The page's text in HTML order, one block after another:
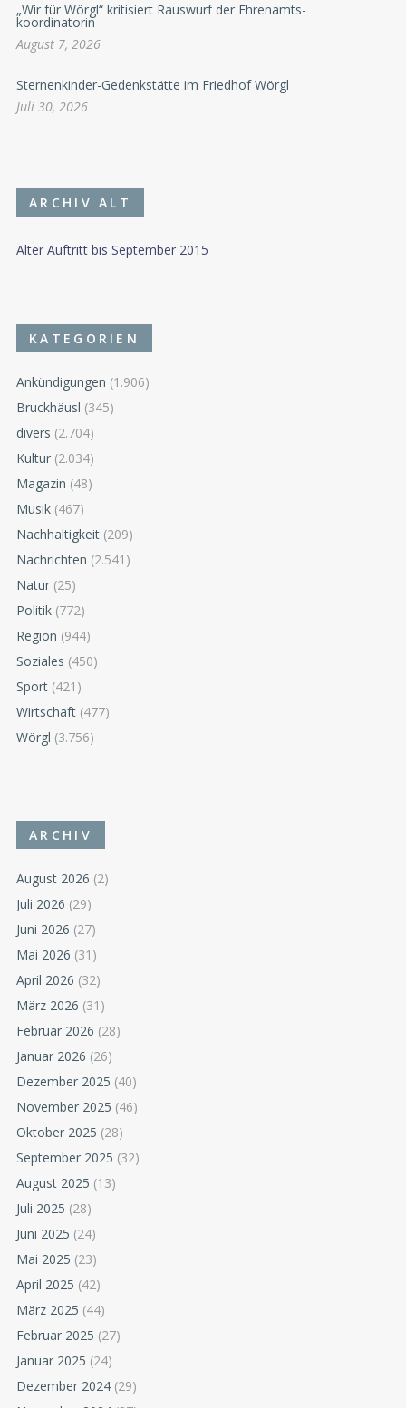
„Wir für Wörgl“ kritisiert Rauswurf der Ehrenamts-
koordinatorin
August 7, 2026
Sternenkinder-Gedenkstätte im Friedhof Wörgl
Juli 30, 2026
ARCHIV ALT
Alter Auftritt bis September 2015
KATEGORIEN
Ankündigungen (1.906)
Bruckhäusl (345)
divers (2.704)
Kultur (2.034)
Magazin (48)
Musik (467)
Nachhaltigkeit (209)
Nachrichten (2.541)
Natur (25)
Politik (772)
Region (944)
Soziales (450)
Sport (421)
Wirtschaft (477)
Wörgl (3.756)
ARCHIV
August 2026 (2)
Juli 2026 (29)
Juni 2026 (27)
Mai 2026 (31)
April 2026 (32)
März 2026 (31)
Februar 2026 (28)
Januar 2026 (26)
Dezember 2025 (40)
November 2025 (46)
Oktober 2025 (28)
September 2025 (32)
August 2025 (13)
Juli 2025 (28)
Juni 2025 (24)
Mai 2025 (23)
April 2025 (42)
März 2025 (44)
Februar 2025 (27)
Januar 2025 (24)
Dezember 2024 (29)